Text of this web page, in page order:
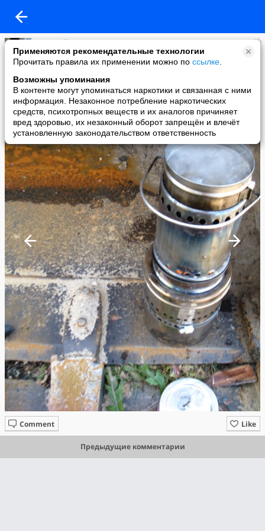
Применяются рекомендательные технологии
Прочитать правила их применении можно по ссылке
Возможны упоминания
В контенте могут упоминаться наркотики и связанная с ними
информация. Незаконное потребление наркотических
средств, психотропных веществ и их аналогов причиняет
вред здоровью, их незаконный оборот запрещён и влечёт
установленную законодательством ответственность
Николай Быков
added a photo
14 Sep в 22:55
Like
Comment
Предыдущие комментарии